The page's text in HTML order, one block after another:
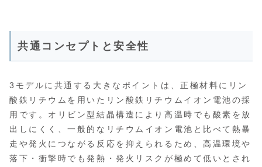
共通コンセプトと安全性
3モデルに共通する大きなポイントは、正極材料にリン
酸鉄リチウムを用いたリン酸鉄リチウムイオン電池の採
用です。オリビン型結晶構造により高温時でも酸素を放
出しにくく、一般的なリチウムイオン電池と比べて熱暴
走や発火につながる反応を抑えられるため、高温環境や
落下・衝撃時でも発熱・発火リスクが極めて低いとされ